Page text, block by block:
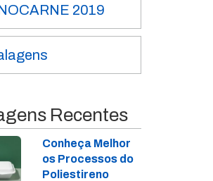
2019
Recentes
Conheça Melhor
os Processos do
Poliestireno